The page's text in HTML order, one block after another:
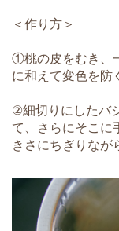
＜作り方＞
①桃の皮をむき、
に和えて変色を防
②細切りにしたバ
て、さらにそこに
きさにちぎりなが